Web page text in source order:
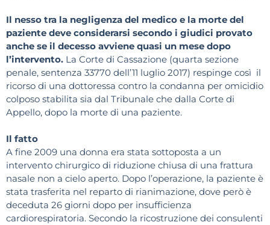
Il nesso tra la negligenza del medico e la morte del
paziente deve considerarsi secondo i giudici provato
anche se il decesso avviene quasi un mese dopo
l’intervento. La Corte di Cassazione (quarta sezione
penale, sentenza 33770 dell’11 luglio 2017) respinge così il
ricorso di una dottoressa contro la condanna per omicidio
colposo stabilita sia dal Tribunale che dalla Corte di
Appello, dopo la morte di una paziente.
Il fatto
A fine 2009 una donna era stata sottoposta a un
intervento chirurgico di riduzione chiusa di una frattura
nasale non a cielo aperto. Dopo l’operazione, la paziente è
stata trasferita nel reparto di rianimazione, dove però è
deceduta 26 giorni dopo per insufficienza
cardiorespiratoria. Secondo la ricostruzione dei consulenti